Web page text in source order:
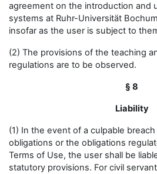
agreement on the introduction and
systems at Ruhr-Universität
insofar as the user is subject to
(2) The provisions of the teaching
regulations are to be observed.
§ 8
Liability
(1) In the event of a culpable
obligations or the obligations
Terms of Use, the user shall be
statutory provisions. For civil